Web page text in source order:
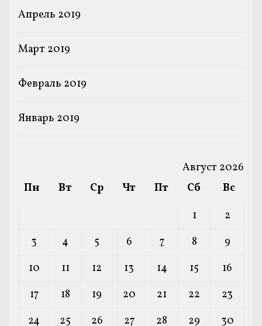
Апрель 2019
Март 2019
Февраль 2019
Январь 2019
Август 2026
Пн
Вт Ср Чт Пт Сб
Вс
1
2
3
4 5 6 7 8
9
10
11 12 13 14 15
16
17
18 19 20 21 22
23
24
25 26 27 28 29 30